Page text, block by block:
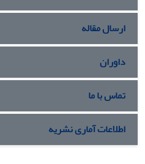
ارسال مقاله
داوران
تماس با ما
اطلاعات آماری نشریه